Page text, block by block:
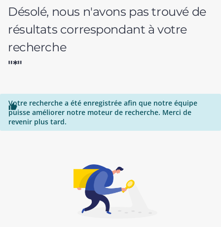
Désolé, nous n'avons pas trouvé de
résultats correspondant à votre
recherche
"*"

Votre recherche a été enregistrée afin que notre équipe
puisse améliorer notre moteur de recherche. Merci de
revenir plus tard.